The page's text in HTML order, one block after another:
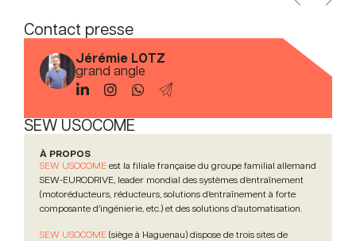
Contact presse
Jérémie LOTZ
grand angle
SEW USOCOME
À PROPOS
SEW USOCOME est la filiale française du groupe familial allemand
SEW-EURODRIVE, leader mondial des systèmes d’entraînement
(motoréducteurs, réducteurs, solutions d’entraînement à forte
composante d’ingénierie, etc.) et des solutions d’automatisation.
SEW USOCOME (siège à Haguenau) dispose de trois sites de